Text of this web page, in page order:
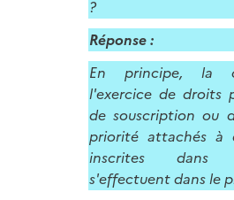
?
Réponse :
En principe, la
l'exercice de droits
de souscription ou
priorité attachés à
inscrites
s'effectuent dans le